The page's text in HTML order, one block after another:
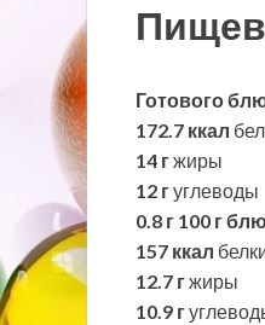
Готового
172.7 ккал
14 гжиры
12 гуглеводы
0.8 г 100 г
157 ккал
12.7 гжиры
10.9 г